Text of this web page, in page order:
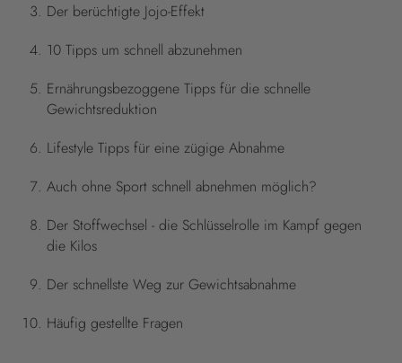
Der berüchtigte Jojo-Effekt
10 Tipps um schnell abzunehmen
Ernährungsbezoggene Tipps für die schnelle
Gewichtsreduktion
Lifestyle Tipps für eine zügige Abnahme
Auch ohne Sport schnell abnehmen möglich?
Der Stoffwechsel - die Schlüsselrolle im Kampf gegen
die Kilos
Der schnellste Weg zur Gewichtsabnahme
Häufig gestellte Fragen